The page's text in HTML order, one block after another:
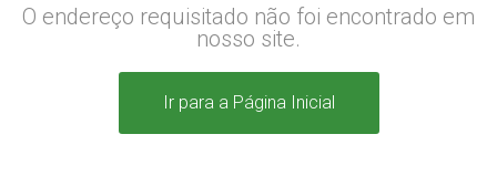
O endereço requisitado não foi encontrado em
nosso site.
Ir para a Página Inicial